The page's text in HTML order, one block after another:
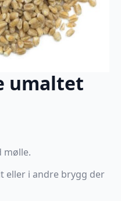
umaltet
mølle.
eller i andre brygg der